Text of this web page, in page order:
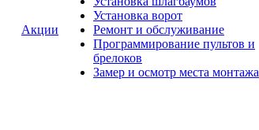
Акции
Установка ворот
Ремонт и обслуживание
Программирование пультов и
брелоков
Замер и осмотр места монтажа